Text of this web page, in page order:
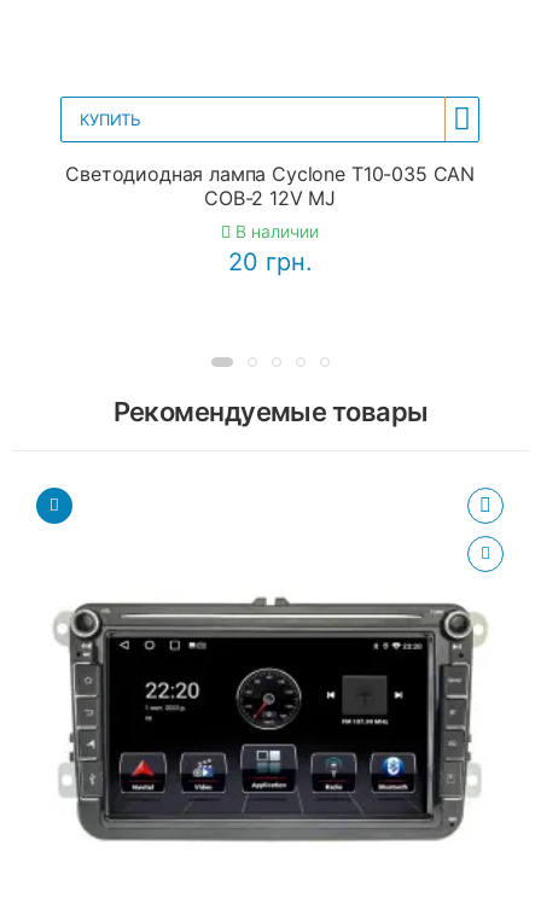
КУПИТЬ
Светодиодная лампа Cyclone T10-035 CAN
COB-2 12V MJ
В наличии
20 грн.
Рекомендуемые товары